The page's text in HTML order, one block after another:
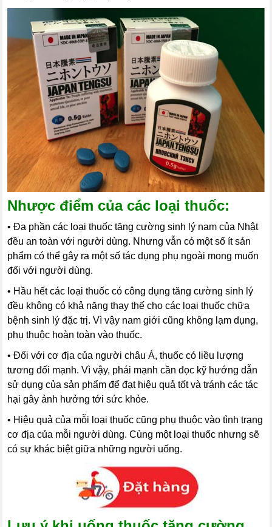
Nhược điểm của các loại thuốc:
• Đa phần các loại thuốc tăng cường sinh lý nam của Nhật
đều an toàn với người dùng. Nhưng vẫn có một số ít sản
phẩm có thể gây ra một số tác dụng phụ ngoài mong muốn
đối với người dùng.
• Hầu hết các loại thuốc có công dụng tăng cường sinh lý
đều không có khả năng thay thế cho các loại thuốc chữa
bệnh sinh lý đặc trị. Vì vậy nam giới cũng không lạm dụng,
phụ thuộc hoàn toàn vào thuốc.
•Đối với cơ địa của người châu Á, thuốc có liều lượng
tương đối mạnh. Vì vậy, phái mạnh cần đọc kỹ hướng dẫn
sử dụng của sản phẩm để đạt hiệu quả tốt và tránh các tác
hại gây ảnh hưởng tới sức khỏe.
• Hiệu quả của mỗi loại thuốc cũng phụ thuộc vào tình trạng
cơ địa của mỗi người dùng. Cùng một loại thuốc nhưng sẽ
có sự khác biệt giữa những người uống.